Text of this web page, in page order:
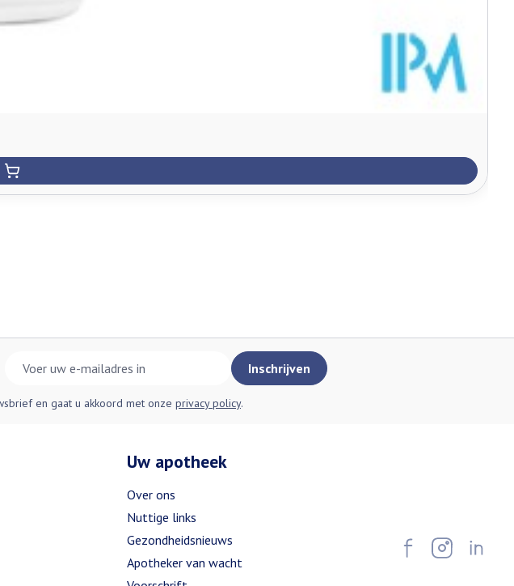
Inschrijven
en gaat u akkoord met onze privacy policy.
Uw apotheek
Over ons
Nuttige links
Gezondheidsnieuws
Apotheker van wacht